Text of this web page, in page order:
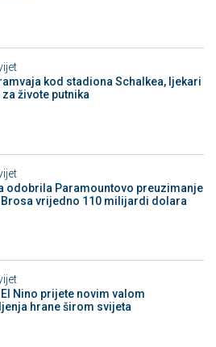
kod stadiona Schalkea, ljekari
živote putnika
odobrila Paramountovo preuzimanje
Brosa vrijedno 110 milijardi dolara
El Nino prijete novim valom
hrane širom svijeta